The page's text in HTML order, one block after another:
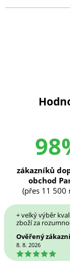
zákazníků
obchod
(přes 11 500
+ velký výběr
zboží za
Ověřený
8. 8. 2026
5